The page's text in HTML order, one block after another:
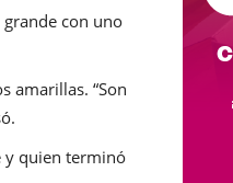
con uno
amarillas. “Son
y quien terminó